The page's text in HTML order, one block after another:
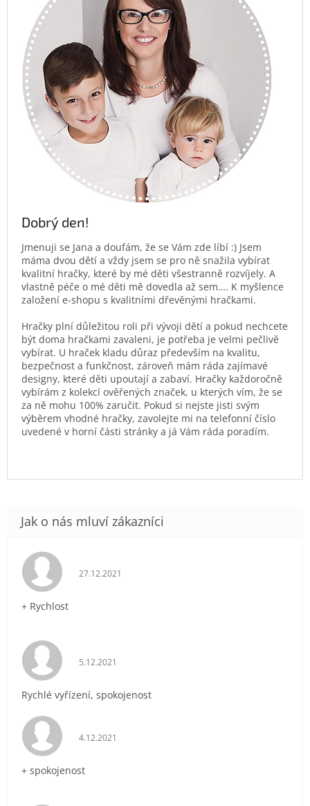
Dobrý den!
Jmenuji se Jana a doufám, že se Vám zde líbí :) Jsem
máma dvou dětí a vždy jsem se pro ně snažila vybírat
kvalitní hračky, které by mé děti všestranně rozvíjely. A
vlastně péče o mé děti mě dovedla až sem…. K myšlence
založení e-shopu s kvalitními dřevěnými hračkami.
Hračky plní důležitou roli při vývoji dětí a pokud nechcete
být doma hračkami zavaleni, je potřeba je velmi pečlivě
vybírat. U hraček kladu důraz především na kvalitu,
bezpečnost a funkčnost, zároveň mám ráda zajímavé
designy, které děti upoutají a zabaví. Hračky každoročně
vybírám z kolekcí ověřených značek, u kterých vím, že se
za ně mohu 100% zaručit. Pokud si nejste jisti svým
výběrem vhodné hračky, zavolejte mi na telefonní číslo
uvedené v horní části stránky a já Vám ráda poradím.
Hodnocení obchodu je 5 z 5 hvězdiček.
27.12.2021
+ Rychlost
Hodnocení obchodu je 5 z 5 hvězdiček.
5.12.2021
Rychlé vyřízení, spokojenost
Hodnocení obchodu je 5 z 5 hvězdiček.
4.12.2021
+ spokojenost